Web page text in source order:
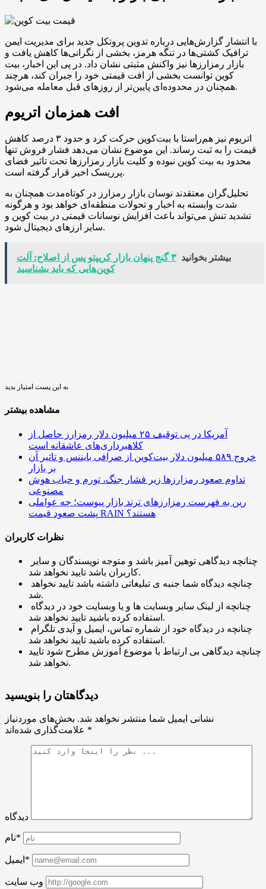
با انتشار گزارش‌هایی درباره تدوین پروتکل جدید برای مدیریت ایمن
ترافیک کشتی‌ها در تنگه هرمز، بخشی از نگرانی‌ها کاهش یافت و
بازار رمزارزها نیز واکنش مثبتی نشان داد. در پی این اخبار، بیت
کوین توانست بخشی از افت قیمتی خود را جبران کند، هرچند
همچنان در محدوده‌ای پایین‌تر از روزهای قبل معامله می‌شود.
افت همزمان اتریوم
اتریوم نیز هم‌راستا با بیت‌کوین حرکت کرد و حدود ۳ درصد کاهش
قیمت را به ثبت رساند. این موضوع نشان می‌دهد فشار فروش تنها
محدود به بیت کوین نبوده و کلیت بازار رمزارزها تحت تاثیر فضای
پرریسک اخیر قرار گرفته است.
تحلیل‌گران معتقدند نوسان بازار رمزارز در کوتاه‌مدت همچنان به
شدت وابسته به اخبار و تحولات منطقه‌ای خواهد بود و هرگونه
تشدید تنش می‌تواند باعث افزایش نوسانات قیمتی در بیت کوین و
سایر ارزهای دیجیتال شود.
بیشتر بخوانید
۳ گنج پنهان بازار کریپتو پس از اصلاح: آلت
کوین‌هایی که باید بشناسید
به این پست امتیاز بدید
مشاهده بیشتر
آمریکا در پی توقیف ۲۵ میلیون دلار رمزارز حاصل از
کلاهبرداری‌های عاشقانه است
خروج ۵۸۹ میلیون دلار بیت‌کوین از صرافی بایننس و تاثیر آن
بر بازار
تداوم صعود رمزارزها زیر فشار جنگ، تورم و حباب هوش
مصنوعی
رین به فهرست رمزارزهای ترند بازار پیوست؛ چه عواملی
پشت صعود قیمت RAIN هستند؟
نظرات کاربران
کاربران باشد تایید نخواهد شد.
شد.
استفاده کرده باشید تایید نخواهد شد.
استفاده کرده باشید تایید نخواهد شد.
چنانچه دیدگاهی بی ارتباط با موضوع آموزش مطرح شود تایید
نخواهد شد.
دیدگاهتان را بنویسید
نشانی ایمیل شما منتشر نخواهد شد. بخش‌های موردنیاز
*
دیدگاه
نام*
ایمیل*
وب سایت